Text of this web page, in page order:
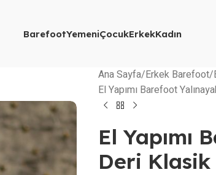
BarefootYemeniÇocukErkekKadın
Ana Sayfa Erkek Barefoot
El Yapımı Barefoot
El Yapımı
Deri